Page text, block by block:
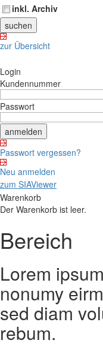
inkl. Archiv
zur Übersicht
Login
Kundennummer
Passwort
Passwort vergessen?
Neu anmelden
zum SIAViewer
Warenkorb
Der Warenkorb ist leer.
Bereich
Lorem
nonumy
sed diam
rebum.